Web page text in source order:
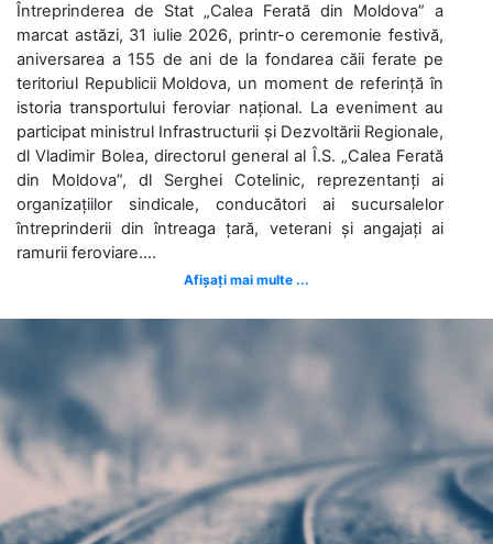
Întreprinderea de Stat „Calea Ferată din Moldova” a
marcat astăzi, 31 iulie 2026, printr-o ceremonie festivă,
aniversarea a 155 de ani de la fondarea căii ferate pe
teritoriul Republicii Moldova, un moment de referință în
istoria transportului feroviar național. La eveniment au
participat ministrul Infrastructurii și Dezvoltării Regionale,
dl Vladimir Bolea, directorul general al Î.S. „Calea Ferată
din Moldova”, dl Serghei Cotelinic, reprezentanți ai
organizațiilor sindicale, conducători ai sucursalelor
întreprinderii din întreaga țară, veterani și angajați ai
ramurii feroviare....
Afișați mai multe ...